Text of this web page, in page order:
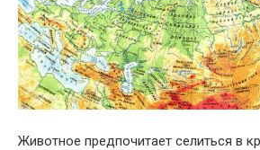
Животное предпочитает селиться в